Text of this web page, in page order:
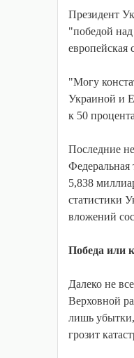
Президент
"победой
европейская
"Могу
Украиной и
к 50
Последние
Федеральная
5,838
статистики
вложений
Победа или
Далеко не
Верховной
лишь
грозит